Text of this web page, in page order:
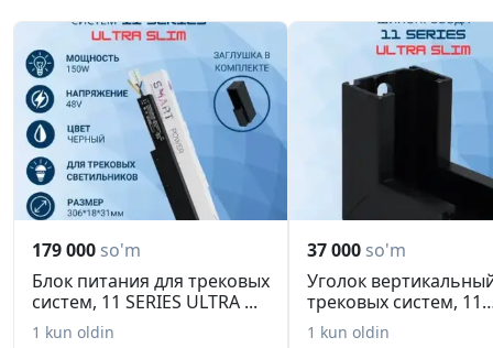
179 000 so'm
Блок питания для трековых
систем, 11 SERIES ULTRA ...
1 kun oldin
37 000 so'm
Уголок
трековых систем, 11
SERIES...
1 kun oldin